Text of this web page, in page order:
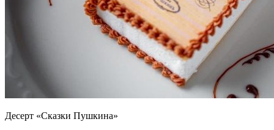
Десерт «Сказки Пушкина»